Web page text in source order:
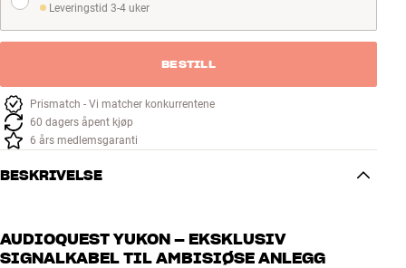
Leveringstid 3-4 uker
Leveringstid 3-4 uker
BESTILL
Prismatch - Vi matcher konkurrentene
60 dagers åpent kjøp
6 års medlemsgaranti
BESKRIVELSE
AUDIOQUEST YUKON – EKSKLUSIV
SIGNALKABEL TIL AMBISIØSE ANLEGG